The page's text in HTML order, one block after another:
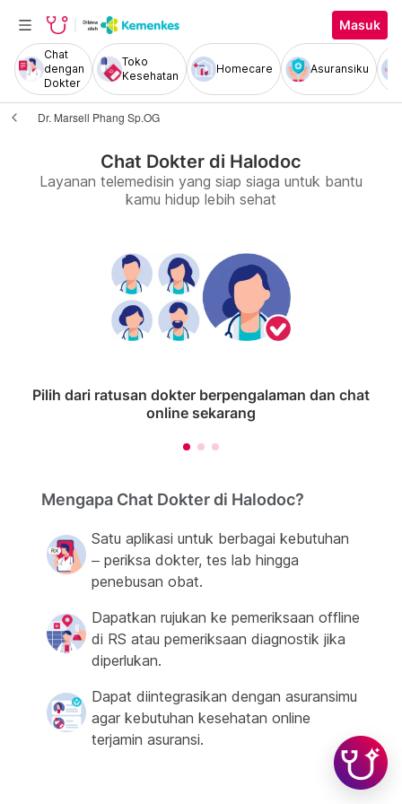
Masuk
Chat
dengan
Dokter
Toko
Kesehatan
Homecare Asuransiku
Dr. Marsell Phang Sp.OG
Chat Dokter di Halodoc
Layanan telemedisin yang siap siaga untuk bantu
kamu hidup lebih sehat
Pilih dari ratusan dokter berpengalaman dan chat
online sekarang
Mengapa Chat Dokter di Halodoc?
Satu aplikasi untuk berbagai kebutuhan
– periksa dokter, tes lab hingga
penebusan obat.
Dapatkan rujukan ke pemeriksaan offline
di RS atau pemeriksaan diagnostik jika
diperlukan.
Dapat diintegrasikan dengan asuransimu
agar kebutuhan kesehatan online
terjamin asuransi.